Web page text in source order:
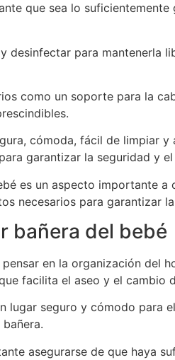
que sea lo
desinfectar para mantenerla
como un soporte para la
cómoda, fácil de limpiar
garantizar la seguridad y
es un aspecto importante
necesarios para garantizar
bañera del bebé
en la organización del
facilita el aseo y el cambio
lugar seguro y cómodo para
asegurarse de que haya